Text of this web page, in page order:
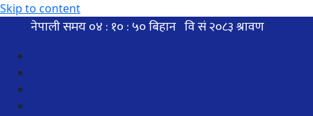
Skip to content